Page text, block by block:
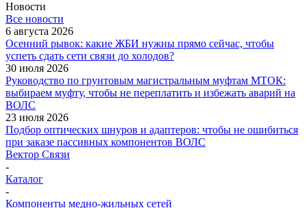
Новости
Все новости
6 августа 2026
Осенний рывок: какие ЖБИ нужны прямо сейчас, чтобы
успеть сдать сети связи до холодов?
30 июля 2026
Руководство по грунтовым магистральным муфтам МТОК:
выбираем муфту, чтобы не переплатить и избежать аварий на
ВОЛС
23 июля 2026
Подбор оптических шнуров и адаптеров: чтобы не ошибиться
при заказе пассивных компонентов ВОЛС
Вектор Связи
-
Каталог
-
Компоненты медно-жильных сетей